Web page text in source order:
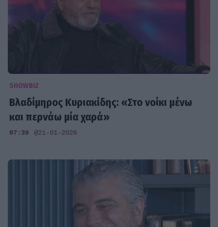
SHOWBIZ
Βλαδίμηρος Κυριακίδης: «Στο νοίκι μένω
και περνάω μία χαρά»
07:39 @21-01-2026